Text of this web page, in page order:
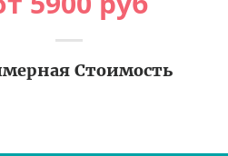
Стоимость